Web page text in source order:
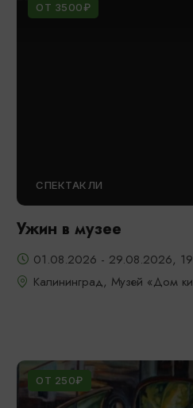
ОТ 3500₽
СПЕКТАКЛИ
Ужин в музее
01.08.2026 - 29.08.2026,
Калининград, Музей «Дом
ОТ 250₽